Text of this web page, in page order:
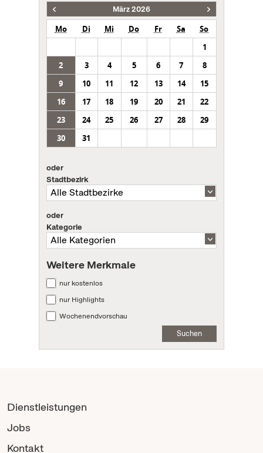
März 2026
Mo Di Mi Do Fr Sa
So
1
2
3 4 5 6 7
8
9
10 11 12 13 14
15
16
17 18 19 20 21
22
23
24 25 26 27 28
29
30
31
oder
Stadtbezirk
oder
Kategorie
Weitere Merkmale
nur kostenlos
nur Highlights
Wochenendvorschau
Suchen
Dienstleistungen
Jobs
Kontakt